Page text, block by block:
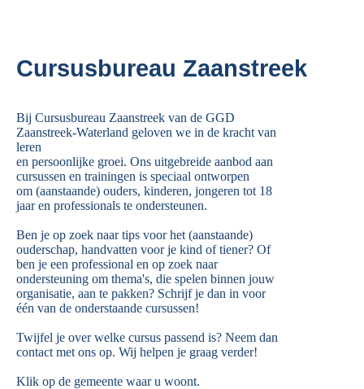
Cursusbureau Zaanstreek
Bij Cursusbureau Zaanstreek van de GGD
Zaanstreek-Waterland geloven we in de kracht van
leren
en persoonlijke groei. Ons uitgebreide aanbod aan
cursussen en trainingen is speciaal ontworpen
om (aanstaande) ouders, kinderen, jongeren tot 18
jaar en professionals te ondersteunen.
Ben je op zoek naar tips voor het (aanstaande)
ouderschap, handvatten voor je kind of tiener? Of
ben je een professional en op zoek naar
ondersteuning om thema's, die spelen binnen jouw
organisatie, aan te pakken? Schrijf je dan in voor
één van de onderstaande cursussen!
Twijfel je over welke cursus passend is? Neem dan
contact met ons op. Wij helpen je graag verder!
Klik op de gemeente waar u woont.